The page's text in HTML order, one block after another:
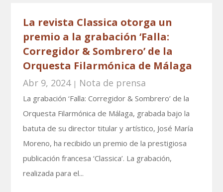
La revista Classica otorga un
premio a la grabación ‘Falla:
Corregidor & Sombrero’ de la
Orquesta Filarmónica de Málaga
Abr 9, 2024| Nota de prensa
La grabación ‘Falla: Corregidor & Sombrero’ de la
Orquesta Filarmónica de Málaga, grabada bajo la
batuta de su director titular y artístico, José María
Moreno, ha recibido un premio de la prestigiosa
publicación francesa ‘Classica’. La grabación,
realizada para el...